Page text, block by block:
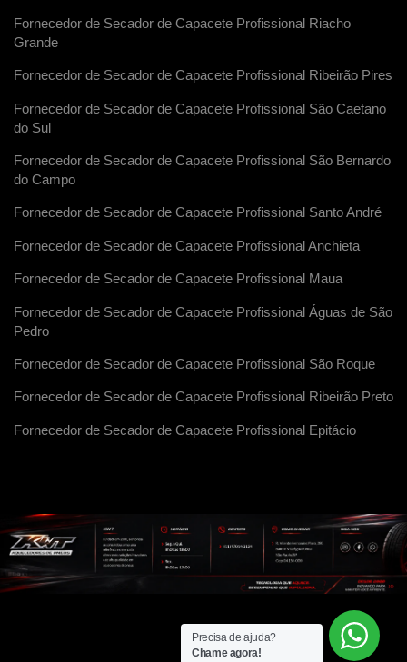
Fornecedor de Secador de Capacete Profissional Riacho
Grande
Fornecedor de Secador de Capacete Profissional Ribeirão Pires
Fornecedor de Secador de Capacete Profissional São Caetano
do Sul
Fornecedor de Secador de Capacete Profissional São Bernardo
do Campo
Fornecedor de Secador de Capacete Profissional Santo André
Fornecedor de Secador de Capacete Profissional Anchieta
Fornecedor de Secador de Capacete Profissional Maua
Fornecedor de Secador de Capacete Profissional Águas de São
Pedro
Fornecedor de Secador de Capacete Profissional São Roque
Fornecedor de Secador de Capacete Profissional Ribeirão Preto
Fornecedor de Secador de Capacete Profissional Epitácio
Precisa de ajuda?
Chame agora!